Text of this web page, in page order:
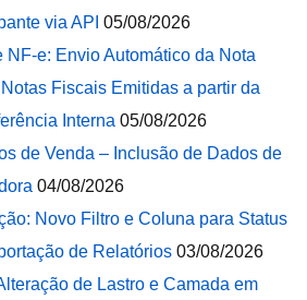
via API 05/08/2026
NF-e: Envio Automático da Nota
Fiscais Emitidas a partir da
Interna 05/08/2026
de Venda – Inclusão de Dados de
04/08/2026
Novo Filtro e Coluna para Status
de Relatórios 03/08/2026
de Lastro e Camada em